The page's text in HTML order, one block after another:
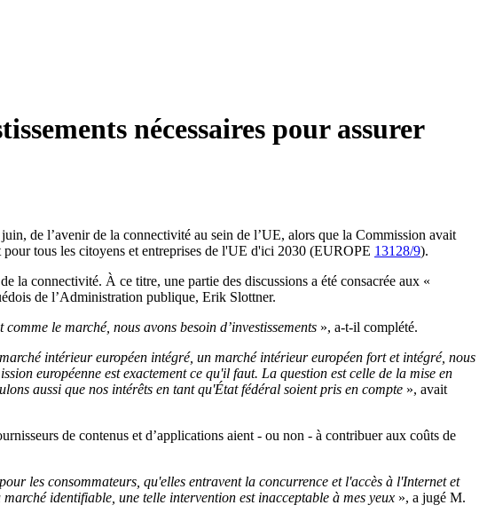
nécessaires pour assurer
de l’avenir de la connectivité au sein de l’UE, alors que la Commission avait
tous les citoyens et entreprises de l'UE d'ici 2030 (EUROPE 13128/9).
la connectivité. À ce titre, une partie des discussions a été consacrée aux «
de l’Administration publique, Erik Slottner.
le marché, nous avons besoin d’investissements », a-t-il complété.
intérieur européen intégré, un marché intérieur européen fort et intégré, nous
européenne est exactement ce qu'il faut. La question est celle de la mise en
aussi que nos intérêts en tant qu'État fédéral soient pris en compte », avait
de contenus et d’applications aient - ou non - à contribuer aux coûts de
les consommateurs, qu'elles entravent la concurrence et l'accès à l'Internet et
identifiable, une telle intervention est inacceptable à mes yeux », a jugé M.